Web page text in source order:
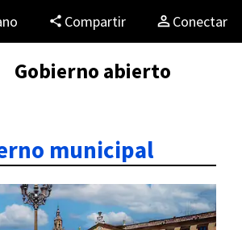
Compartir Conectar
Gobierno abierto
municipal